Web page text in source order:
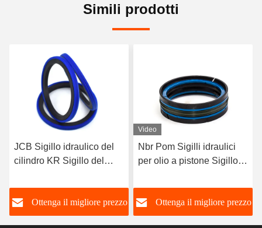
Simili prodotti
Nbr Pom Sigilli idraulici
per olio a pistone Sigillo a
X 44 Per la riparazione di
macchine
Ottenga il migliore prezzo
NCF Piston Seal Ring
POM Flat O Ring Seal
Ottenga il migliore prezzo